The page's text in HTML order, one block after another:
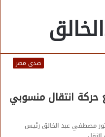
صدى مصر
انتقال منسوبي
مصطفي عبد الخالق رئيس